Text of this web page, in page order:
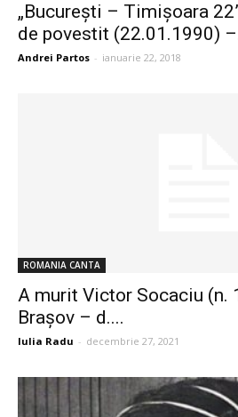
„București – Timișoara
de povestit (22.01.1990)
Andrei Partos - ianuarie 22, 2018
ROMANIA CANTA
A murit Victor Socaciu (n.
Brașov – d....
Iulia Radu - decembrie 27, 2021